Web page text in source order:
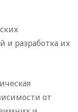
и разработка их
от